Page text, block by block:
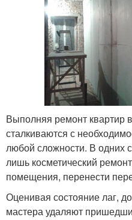
Выполняя ремонт квартир
сталкиваются с
любой сложности. В одних
лишь косметический
помещения, перенести
Оценивая состояние лаг,
мастера удаляют